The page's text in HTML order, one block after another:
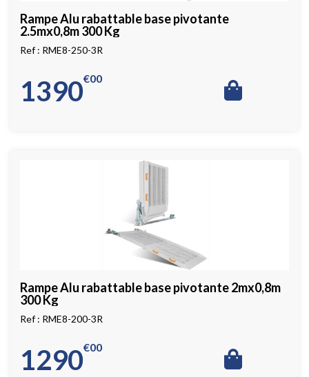
Rampe Alu rabattable base pivotante
2.5mx0,8m 300 Kg
RME8-250-3R
1390 00
€
Rampe Alu rabattable base pivotante 2mx0,8m
300 Kg
RME8-200-3R
1290 00
€